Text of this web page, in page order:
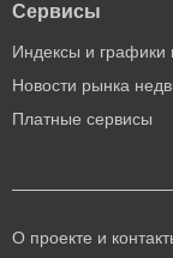
Сервисы
Индексы и графики
Новости рынка
Платные сервисы
О проекте и